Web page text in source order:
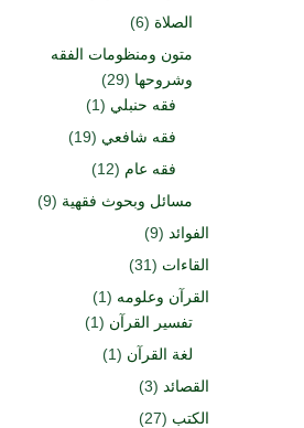
الصلاة (6)
متون ومنظومات الفقه
وشروحها (29)
فقه حنبلي (1)
فقه شافعي (19)
فقه عام (12)
مسائل وبحوث فقهية (9)
الفوائد (9)
القاءات (31)
القرآن وعلومه (1)
تفسير القرآن (1)
لغة القرآن (1)
القصائد (3)
الكتب (27)